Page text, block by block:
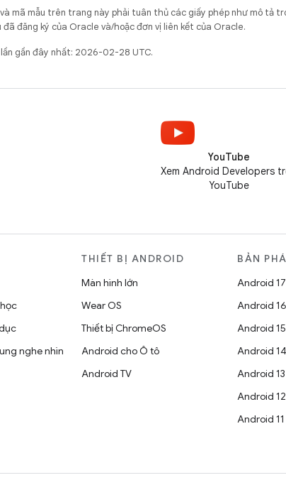
mã mẫu trên trang này phải tuân thủ các giấy phép như mô tả
đã đăng ký của Oracle và/hoặc đơn vị liên kết của Oracle.
gần đây nhất: 2026-02-28 UTC.
YouTube
Xem Android Developers
YouTube
nghe nhìn
THIẾT BỊ ANDROID
Màn hình lớn
Wear OS
Thiết bị ChromeOS
Android cho Ô tô
Android TV
BẢN
Android 17
Android 16
Android 15
Android 14
Android 13
Android 12
Android 11